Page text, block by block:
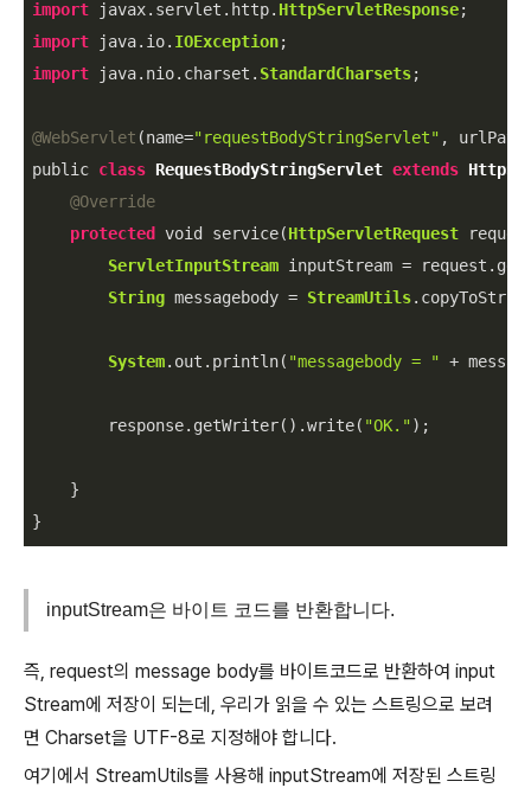
import javax.servlet.http. HttpServletResponse
import java.io. IOException
import java.nio.charset. StandardCharsets;
@WebServlet (name="requestBodyStringServlet" ,
public class RequestBodyStringServlet extends
@Override
protected
void service(HttpServletRequest
ServletInputStream inputStream =
String messagebody = StreamUtils
System.out.println( "messagebody = " +
        response.getWriter().write(
"OK.");
    }
inputStream은 바이트 코드를 반환합니다.
즉, request의 message body를 바이트코드로 반환하여 input
Stream에 저장이 되는데, 우리가 읽을 수 있는 스트링으로 보려
면 Charset을 UTF-8로 지정해야 합니다.
여기에서 StreamUtils를 사용해 inputStream에 저장된 스트링